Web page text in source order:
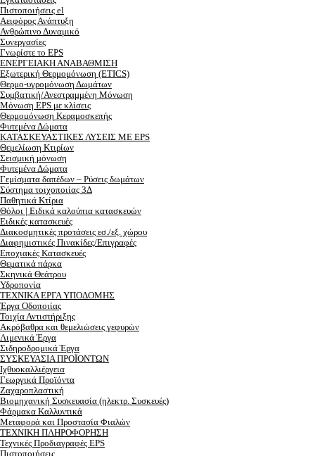
Πιστοποιήσεις el
Αειφόρος Ανάπτυξη
Ανθρώπινο Δυναμικό
Συνεργασίες
Γνωρίστε το EPS
ΕΝΕΡΓΕΙΑΚΗ ΑΝΑΒΑΘΜΙΣΗ
Εξωτερική Θερμομόνωση (ETICS)
Θερμο-υγρομόνωση Δωμάτων
Συμβατική/Ανεστραμμένη Μόνωση
Μόνωση EPS με κλίσεις
Θερμομόνωση Κεραμοσκεπής
Φυτεμένα Δώματα
ΚΑΤΑΣΚΕΥΑΣΤΙΚΕΣ ΛΥΣΕΙΣ ΜΕ EPS
Θεμελίωση Κτιρίων
Σεισμική μόνωση
Φυτεμένα Δώματα
Γεμίσματα δαπέδων – Ρύσεις δωμάτων
Σύστημα τοιχοποιίας 3Δ
Παθητικά Κτίρια
Θόλοι | Ειδικά καλούπια κατασκευών
Ειδικές κατασκευές
Διακοσμητικές προτάσεις εσ./εξ. χώρου
Διαφημιστικές Πινακίδες/Επιγραφές
Εποχιακές Κατασκευές
Θεματικά πάρκα
Σκηνικά Θεάτρου
Υδροπονία
ΤΕΧΝΙΚΑ ΕΡΓΑ ΥΠΟΔΟΜΗΣ
Έργα Οδοποιίας
Τοιχία Αντιστήριξης
Ακρόβαθρα και θεμελιώσεις γεφυρών
Λιμενικά Έργα
Σιδηροδρομικά Έργα
ΣΥΣΚΕΥΑΣΙΑ ΠΡΟΪΟΝΤΩΝ
Ιχθυοκαλλιέργεια
Γεωργικά Προϊόντα
Ζαχαροπλαστική
Βιομηχανική Συσκευασία (ηλεκτρ. Συσκευές)
Φάρμακα Καλλυντικά
Μεταφορά και Προστασία Φιαλών
ΤΕΧΝΙΚΗ ΠΛΗΡΟΦΟΡΗΣΗ
Τεχνικές Προδιαγραφές EPS
Πιστοποιήσεις